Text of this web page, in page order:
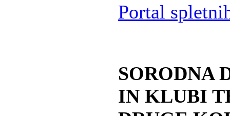
Portal
SORODNA
IN KLUBI